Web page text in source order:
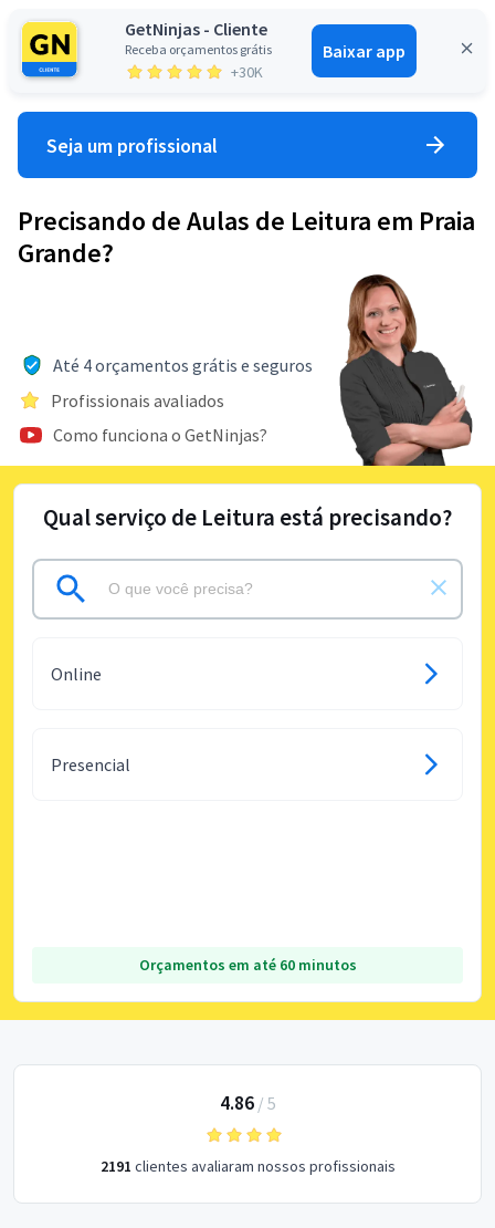
GetNinjas - Cliente
Receba orçamentos grátis
+30K
Baixar app
Entrar
Seja um profissional
Precisando de Aulas de Leitura em Praia
Grande?
Até 4 orçamentos grátis e seguros
Profissionais avaliados
Como funciona o GetNinjas?
Qual serviço de Leitura está precisando?
Online
Presencial
Orçamentos em até 60 minutos
4.86/ 5
2191 clientes avaliaram nossos profissionais